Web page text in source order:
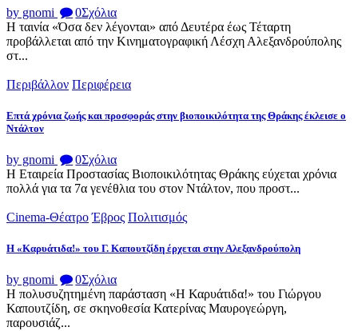
by gnomi 0Σχόλια
Η ταινία «Όσα δεν λέγονται» από Δευτέρα έως Τέταρτη
προβάλλεται από την Κινηματογραφική Λέσχη Αλεξανδρούπολης
στ...
Περιβάλλον Περιφέρεια
Επτά χρόνια ζωής και προσφοράς στην βιοποικιλότητα της Θράκης έκλεισε ο
Ντάλτον
by gnomi 0Σχόλια
Η Εταιρεία Προστασίας Βιοποικιλότητας Θράκης εύχεται χρόνια
πολλά για τα 7α γενέθλια του στον Ντάλτον, που προστ...
Cinema-Θέατρο Έβρος Πολιτισμός
Η «Καρυάτιδα!» του Γ. Καπουτζίδη έρχεται στην Αλεξανδρούπολη
by gnomi 0Σχόλια
Η πολυσυζητημένη παράσταση «Η Καρυάτιδα!» του Γιώργου
Καπουτζίδη, σε σκηνοθεσία Κατερίνας Μαυρογεώργη,
παρουσιάζ...